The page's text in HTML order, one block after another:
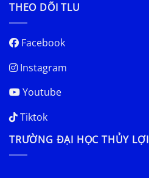
THEO DÕI TLU
Facebook
Instagram
Youtube
Tiktok
TRƯỜNG ĐẠI HỌC THỦY LỢI